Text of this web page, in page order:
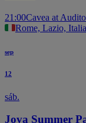
21:00Cavea at
Rome, Lazio, Italia
sep
12
sáb.
Jova Summer